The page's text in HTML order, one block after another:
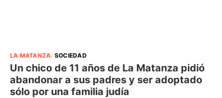
LA MATANZA. SOCIEDAD
Un chico de 11 años de La Matanza pidió
abandonar a sus padres y ser adoptado
sólo por una familia judía